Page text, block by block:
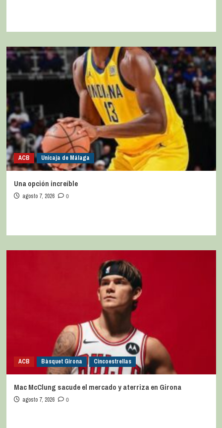
ACB Unicaja de Málaga
Una opción increíble
agosto 7, 2026 0
ACB Bàsquet Girona Cincoestrellas
Mac McClung sacude el mercado y aterriza en Girona
agosto 7, 2026 0